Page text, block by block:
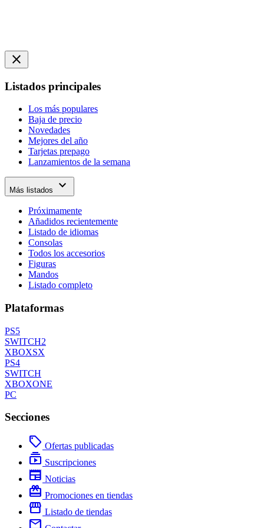
close
Listados principales
Los más populares
Baja de precio
Novedades
Mejores del año
Tarjetas prepago
Lanzamientos de la semana
Más listados expand_more
Próximamente
Añadidos recientemente
Listado de idiomas
Consolas
Todos los accesorios
Figuras
Mandos
Listado completo
Plataformas
PS5
SWITCH2
XBOXSX
PS4
SWITCH
XBOXONE
PC
Secciones
local_offer Ofertas publicadas
subscriptions Suscripciones
newspaper Noticias
redeem Promociones en tiendas
storefront Listado de tiendas
mail